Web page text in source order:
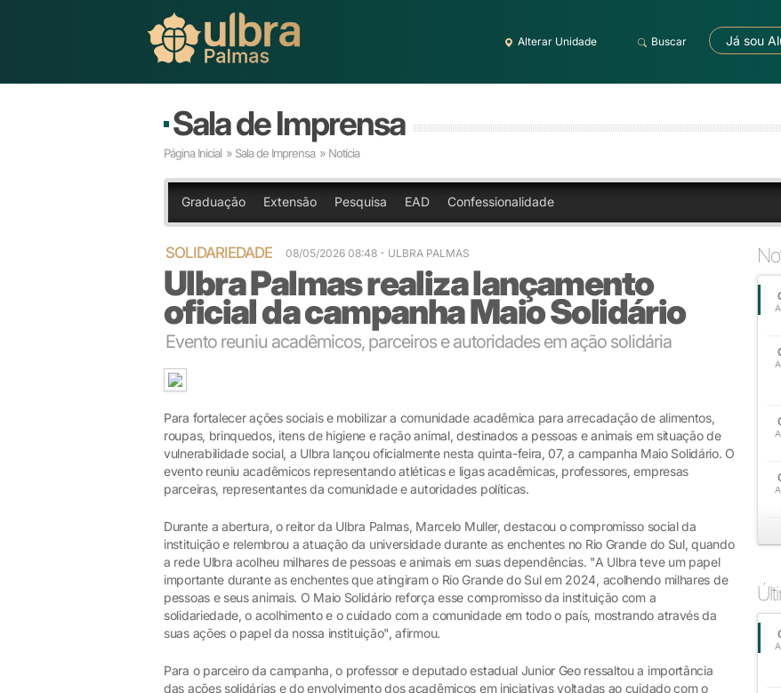
Alterar Unidade Buscar Já sou
Sala de Imprensa
Página Inicial » Sala de Imprensa » Notícia
Graduação Extensão Pesquisa EAD Confessionalidade
SOLIDARIEDADE 08/05/2026 08:48 - ULBRA PALMAS
Ulbra Palmas realiza lançamento
oficial da campanha Maio Solidário
Evento reuniu acadêmicos, parceiros e autoridades em ação solidária
Para fortalecer ações sociais e mobilizar a comunidade acadêmica para arrecadação de alimentos,
roupas, brinquedos, itens de higiene e ração animal, destinados a pessoas e animais em situação de
vulnerabilidade social, a Ulbra lançou oficialmente nesta quinta-feira, 07, a campanha Maio Solidário. O
evento reuniu acadêmicos representando atléticas e ligas acadêmicas, professores, empresas
parceiras, representantes da comunidade e autoridades políticas.
Durante a abertura, o reitor da Ulbra Palmas, Marcelo Muller, destacou o compromisso social da
instituição e relembrou a atuação da universidade durante as enchentes no Rio Grande do Sul, quando
a rede Ulbra acolheu milhares de pessoas e animais em suas dependências. "A Ulbra teve um papel
importante durante as enchentes que atingiram o Rio Grande do Sul em 2024, acolhendo milhares de
pessoas e seus animais. O Maio Solidário reforça esse compromisso da instituição com a
solidariedade, o acolhimento e o cuidado com a comunidade em todo o país, mostrando através da
suas ações o papel da nossa instituição", afirmou.
Para o parceiro da campanha, o professor e deputado estadual Junior Geo ressaltou a importância
das ações solidárias e do envolvimento dos acadêmicos em iniciativas voltadas ao cuidado com o